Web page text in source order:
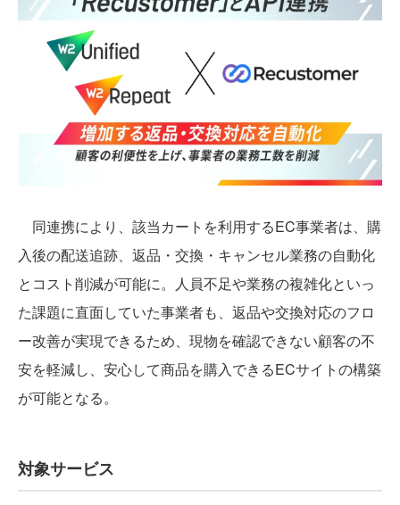
同連携により、該当カートを利用するEC事業者は、購
入後の配送追跡、返品・交換・キャンセル業務の自動化
とコスト削減が可能に。人員不足や業務の複雑化といっ
た課題に直面していた事業者も、返品や交換対応のフロ
ー改善が実現できるため、現物を確認できない顧客の不
安を軽減し、安心して商品を購入できるECサイトの構築
が可能となる。
対象サービス